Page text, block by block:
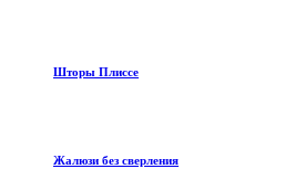
Шторы Плиссе
Жалюзи без сверления